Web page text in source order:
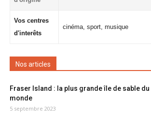
Vos centres
d'interêts
cinéma, sport, musique
Nos articles
Fraser Island : la plus grande île de sable du
monde
5 septembre 2023